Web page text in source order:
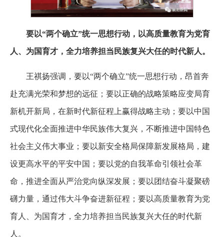
要以“两个确立”统一思想行动，以高质量教育为党育
人、为国育才，全力培养担当民族复兴大任的时代新人。
王祺扬强调，要以“两个确立”统一思想行动，昂首奔
赴充满光荣和梦想的远征；要以正确的战略策略应变局育
新机开新局，在新时代新征程上赢得战略主动；要以中国
式现代化全面推进中华民族伟大复兴，不断推进中国特色
社会主义伟大事业；要以新安全格局保障新发展格局，建
设更高水平的平安中国；要以党的自我革命引领社会革
命，推进全面从严治党向纵深发展；要以团结奋斗凝聚磅
礴力量，通过伟大斗争奋进新征程；要以高质量教育为党
育人、为国育才，全力培养担当民族复兴大任的时代新
人。